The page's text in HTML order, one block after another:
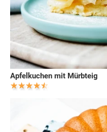
Apfelkuchen mit Mürbteig